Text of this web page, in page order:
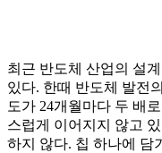
최근 반도체 산업의 설
있다. 한때 반도체 발전
도가 24개월마다 두 배
스럽게 이어지지 않고
하지 않다. 칩 하나에 담